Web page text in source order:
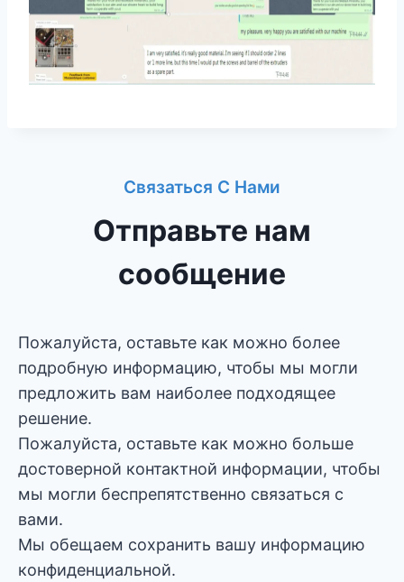
я
з
й
Связаться С Нами
Отправьте нам
сообщение
Пожалуйста, оставьте как можно более
подробную информацию, чтобы мы могли
предложить вам наиболее подходящее
решение.
Пожалуйста, оставьте как можно больше
достоверной контактной информации, чтобы
мы могли беспрепятственно связаться с
вами.
Мы обещаем сохранить вашу информацию
конфиденциальной.